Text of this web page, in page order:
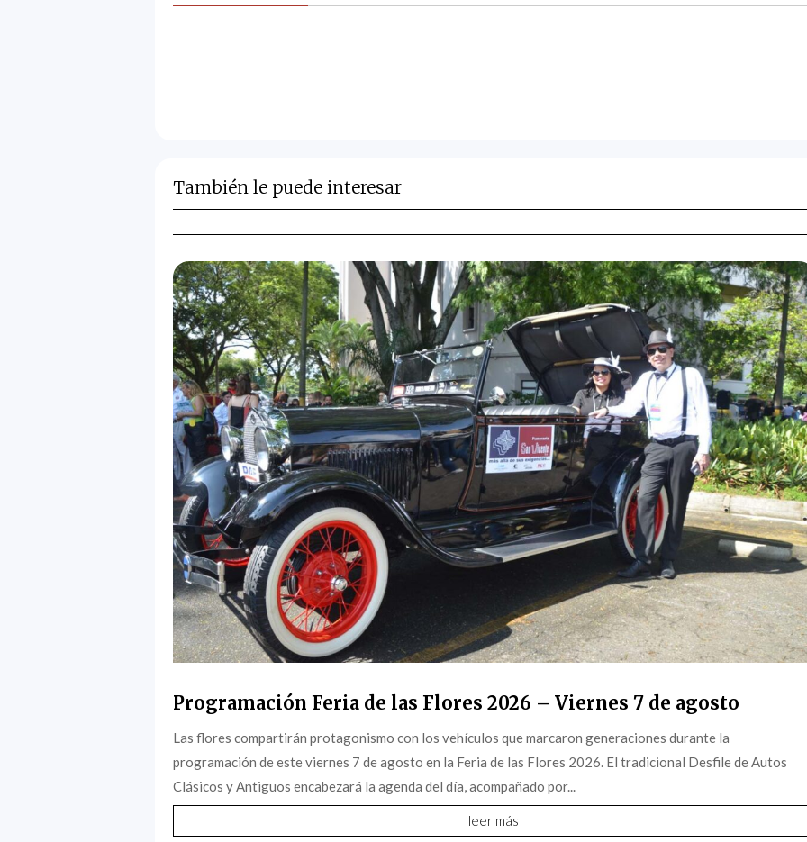
También le puede interesar
Programación Feria de las Flores 2026 – Viernes 7 de agosto
Las flores compartirán protagonismo con los vehículos que marcaron generaciones durante la
programación de este viernes 7 de agosto en la Feria de las Flores 2026. El tradicional Desfile de Autos
Clásicos y Antiguos encabezará la agenda del día, acompañado por...
leer más